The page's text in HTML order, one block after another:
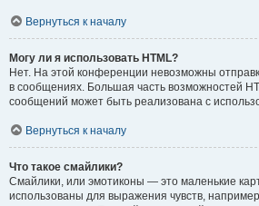
Вернуться к началу
Могу ли я использовать HTML?
Нет. На этой конференции невозможны
в сообщениях. Большая часть возможностей
сообщений может быть реализована с
Вернуться к началу
Что такое смайлики?
Смайлики, или эмотиконы — это маленькие
использованы для выражения чувств,